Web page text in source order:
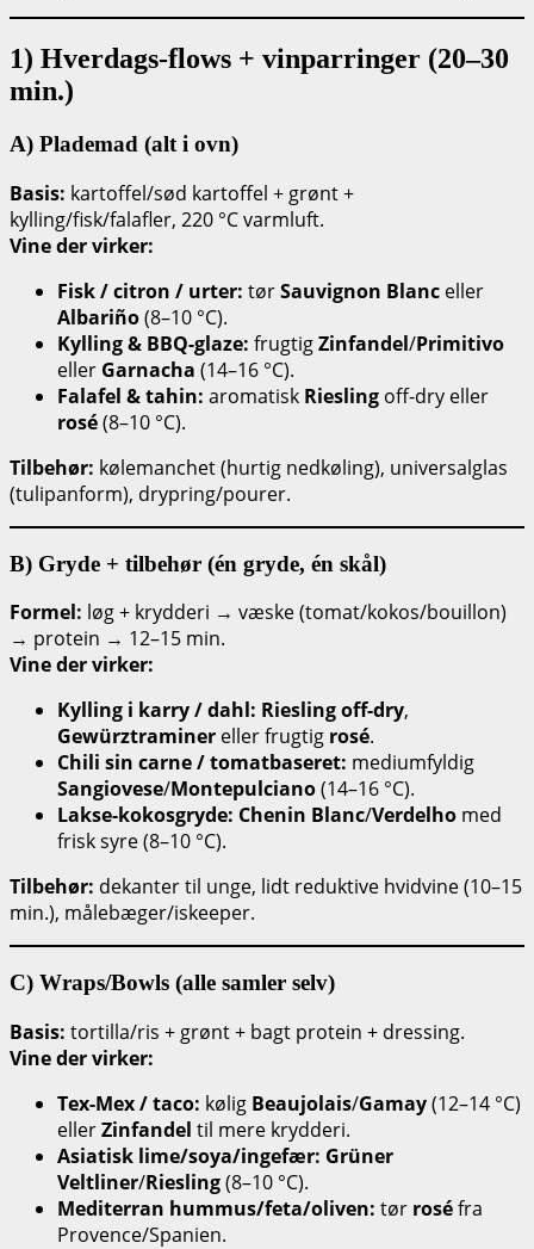
1) Hverdags-flows + vinparringer (20–30
min.)
A) Plademad (alt i ovn)
Basis: kartoffel/sød kartoffel + grønt +
kylling/fisk/falafler, 220 °C varmluft.
Vine der virker:
Fisk / citron / urter: tørSauvignon Blanc eller
Albariño(8–10 °C).
Kylling & BBQ-glaze: frugtigZinfandel/Primitivo
eller Garnacha (14–16 °C).
Falafel & tahin: aromatisk Riesling off-dry eller
rosé(8–10 °C).
Tilbehør: kølemanchet (hurtig nedkøling), universalglas
(tulipanform), drypring/pourer.
B) Gryde + tilbehør (én gryde, én skål)
Formel: løg + krydderi → væske (tomat/kokos/bouillon)
→ protein → 12–15 min.
Vine der virker:
Kylling i karry / dahl: Riesling off-dry,
Gewürztraminer eller frugtig rosé.
Chili sin carne / tomatbaseret: mediumfyldig
Sangiovese/Montepulciano(14–16 °C).
Lakse-kokosgryde: Chenin Blanc/Verdelho med
frisk syre (8–10 °C).
Tilbehør: dekanter til unge, lidt reduktive hvidvine (10–15
min.), målebæger/iskeeper.
C) Wraps/Bowls (alle samler selv)
Basis: tortilla/ris + grønt + bagt protein + dressing.
Vine der virker:
Tex-Mex / taco: kølig Beaujolais/Gamay(12–14 °C)
ellerZinfandel til mere krydderi.
Asiatisk lime/soya/ingefær: Grüner
Veltliner/Riesling(8–10 °C).
Mediterran hummus/feta/oliven: tør roséfra
Provence/Spanien.